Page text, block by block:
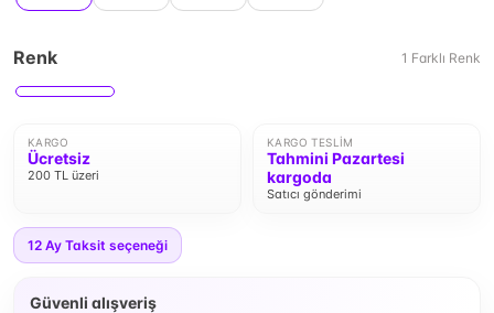
Renk 1 Farklı Renk
KARGO
Ücretsiz
200 TL üzeri
KARGO TESLIM
Tahmini Pazartesi
kargoda
Satıcı gönderimi
12 Ay Taksit seçeneği
Güvenli alışveriş